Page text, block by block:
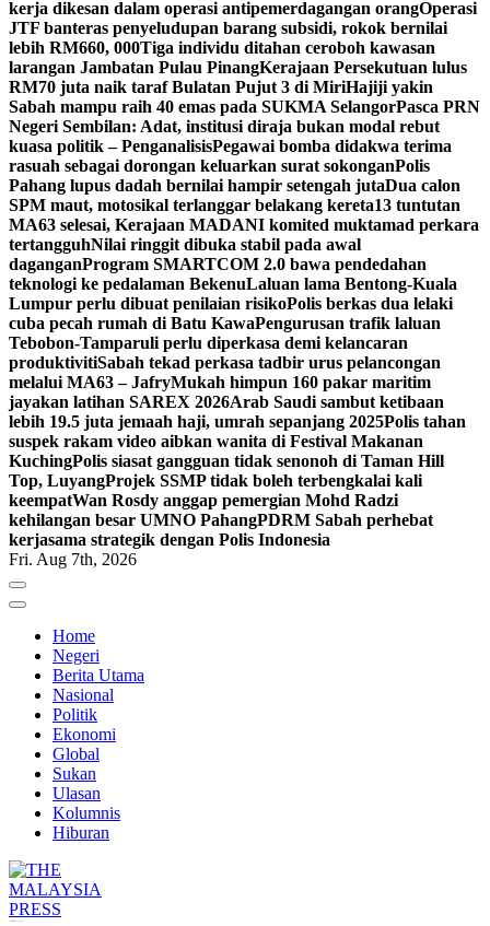
kerja dikesan dalam operasi antipemerdagangan orangOperasi
JTF banteras penyeludupan barang subsidi, rokok bernilai
lebih RM660, 000Tiga individu ditahan ceroboh kawasan
larangan Jambatan Pulau PinangKerajaan Persekutuan lulus
RM70 juta naik taraf Bulatan Pujut 3 di MiriHajiji yakin
Sabah mampu raih 40 emas pada SUKMA SelangorPasca PRN
Negeri Sembilan: Adat, institusi diraja bukan modal rebut
kuasa politik – PenganalisisPegawai bomba didakwa terima
rasuah sebagai dorongan keluarkan surat sokonganPolis
Pahang lupus dadah bernilai hampir setengah jutaDua calon
SPM maut, motosikal terlanggar belakang kereta13 tuntutan
MA63 selesai, Kerajaan MADANI komited muktamad perkara
tertangguhNilai ringgit dibuka stabil pada awal
daganganProgram SMARTCOM 2.0 bawa pendedahan
teknologi ke pedalaman BekenuLaluan lama Bentong-Kuala
Lumpur perlu dibuat penilaian risikoPolis berkas dua lelaki
cuba pecah rumah di Batu KawaPengurusan trafik laluan
Tebobon-Tamparuli perlu diperkasa demi kelancaran
produktivitiSabah tekad perkasa tadbir urus pelancongan
melalui MA63 – JafryMukah himpun 160 pakar maritim
jayakan latihan SAREX 2026Arab Saudi sambut ketibaan
lebih 19.5 juta jemaah haji, umrah sepanjang 2025Polis tahan
suspek rakam video aibkan wanita di Festival Makanan
KuchingPolis siasat gangguan tidak senonoh di Taman Hill
Top, LuyangProjek SSMP tidak boleh terbengkalai kali
keempatWan Rosdy anggap pemergian Mohd Radzi
kehilangan besar UMNO PahangPDRM Sabah perhebat
kerjasama strategik dengan Polis Indonesia
Fri. Aug 7th, 2026
Home
Negeri
Berita Utama
Nasional
Politik
Ekonomi
Global
Sukan
Ulasan
Kolumnis
Hiburan